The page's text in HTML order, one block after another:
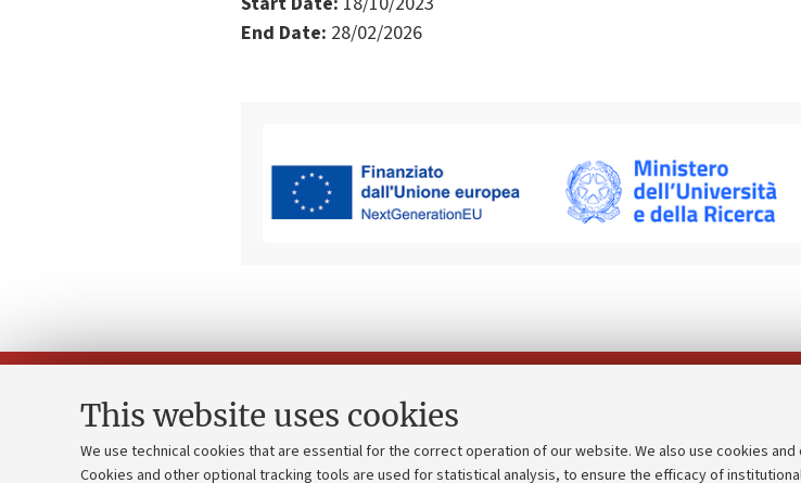
This website uses cookies
We use technical cookies that are essential for the correct operation of our website. We also use cookies
Cookies and other optional tracking tools are used for statistical analysis, to ensure the efficacy of
End Date: 28/02/2026